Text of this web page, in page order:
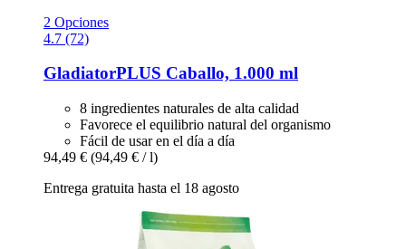
2 Opciones
4.7 (72)
GladiatorPLUS Caballo, 1.000 ml
8 ingredientes naturales de alta calidad
Favorece el equilibrio natural del organismo
Fácil de usar en el día a día
94,49 € (94,49 € / l)
Entrega gratuita hasta el 18 agosto